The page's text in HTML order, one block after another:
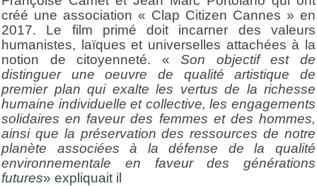
créé une association « Clap Citizen Cannes » en
2017. Le film primé doit incarner des valeurs
humanistes, laïques et universelles attachées à la
notion de citoyenneté. «Son objectif est de
distinguer une oeuvre de qualité artistique de
premier plan qui exalte les vertus de la richesse
humaine individuelle et collective, les engagements
solidaires en faveur des femmes et des hommes,
ainsi que la préservation des ressources de notre
planète associées à la défense de la qualité
environnementale en faveur des générations
futures» expliquait il